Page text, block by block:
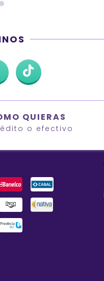
QUIERAS
o efectivo